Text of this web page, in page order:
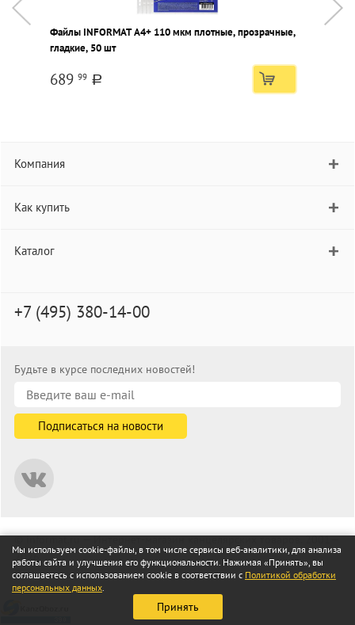
Файлы INFORMAT А4+ 110 мкм плотные, прозрачные,
гладкие, 50 шт
689 99 a
Компания
Как купить
Каталог
+7 (495) 380-14-00
Будьте в курсе последних новостей!
© informat.ru — Интернет-магазин канцелярских товаров. 2001—
2026
Все права защищены
Мы используем cookie-файлы, в том числе сервисы веб-аналитики, для анализа
работы сайта и улучшения его функциональности. Нажимая «Принять», вы
соглашаетесь с использованием cookie в соответствии с Политикой обработки
персональных данных.
Принять